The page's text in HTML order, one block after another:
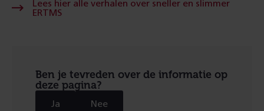
Lees hier alle verhalen over sneller en slimmer
ERTMS
Ben je tevreden over de informatie op
deze pagina?
Ja Nee